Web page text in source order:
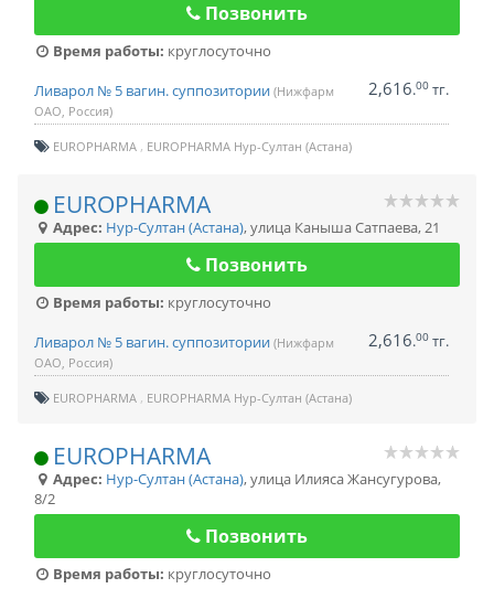
Позвонить
Время работы: круглосуточно
Ливарол № 5 вагин. суппозитории (Нижфарм
ОАО, Россия)
2,616.00 тг.
EUROPHARMA EUROPHARMA Нур-Султан (Астана)
EUROPHARMA
Адрес: Нур-Султан (Астана),улица Каныша Сатпаева, 21
Позвонить
Время работы: круглосуточно
Ливарол № 5 вагин. суппозитории (Нижфарм
ОАО, Россия)
2,616.00 тг.
EUROPHARMA EUROPHARMA Нур-Султан (Астана)
EUROPHARMA
Адрес: Нур-Султан (Астана),улица Илияса Жансугурова,
8/2
Позвонить
Время работы: круглосуточно